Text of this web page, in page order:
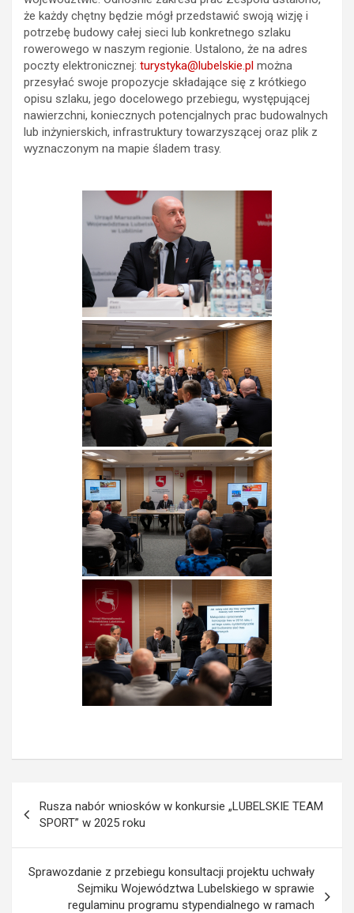
że każdy chętny będzie mógł przedstawić swoją wizję i
potrzebę budowy całej sieci lub konkretnego szlaku
rowerowego w naszym regionie. Ustalono, że na adres
poczty elektronicznej: turystyka@lubelskie.pl można
przesyłać swoje propozycje składające się z krótkiego
opisu szlaku, jego docelowego przebiegu, występującej
nawierzchni, koniecznych potencjalnych prac budowalnych
lub inżynierskich, infrastruktury towarzyszącej oraz plik z
wyznaczonym na mapie śladem trasy.
w
Rusza nabór wniosków w konkursie „LUBELSKIE TEAM
SPORT” w 2025 roku
Sprawozdanie z przebiegu konsultacji projektu uchwały
Sejmiku Województwa Lubelskiego w sprawie
regulaminu programu stypendialnego w ramach